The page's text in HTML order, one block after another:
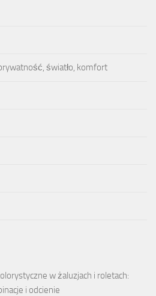
światło, komfort
w żaluzjach i roletach:
i odcienie